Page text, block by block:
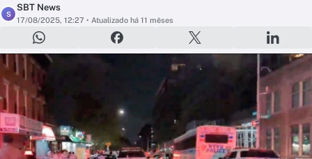
S
SBT News
17/08/2025, 12:27 • Atualizado há 11 mêses